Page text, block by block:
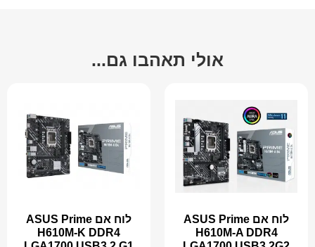
אולי תאהבו גם...
לוח אם ASUS Prime
H610M-A DDR4
לוח אם ASUS Prime
H610M-K DDR4